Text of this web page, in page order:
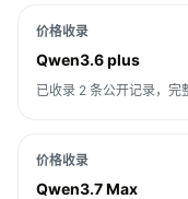
价格收录
Qwen3.6 plus
已收录 2 条公开记录，完
价格收录
Qwen3.7 Max